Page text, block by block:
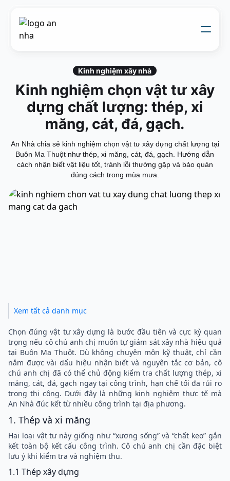
Dự án
Nhật kí thi công
Mẫu nhà
Kinh nghiệm xây nhà
Kinh nghiệm chọn vật tư xây
dựng chất lượng: thép, xi
măng, cát, đá, gạch.
An Nhà chia sẻ kinh nghiệm chọn vật tư xây dựng chất lượng tại
Buôn Ma Thuột như thép, xi măng, cát, đá, gạch. Hướng dẫn
cách nhận biết vật liệu tốt, tránh lỗi thường gặp và bảo quản
đúng cách trong mùa mưa.
Xem tất cả danh mục
Chọn đúng vật tư xây dựng là bước đầu tiên và cực kỳ quan
trọng nếu cô chú anh chị muốn tự giám sát xây nhà hiệu quả
tại Buôn Ma Thuột. Dù không chuyên môn kỹ thuật, chỉ cần
nắm được vài dấu hiệu nhận biết và nguyên tắc cơ bản, cô
chú anh chị đã có thể chủ động kiểm tra chất lượng thép, xi
măng, cát, đá, gạch ngay tại công trình, hạn chế tối đa rủi ro
trong thi công. Dưới đây là những kinh nghiệm thực tế mà
An Nhà đúc kết từ nhiều công trình tại địa phương.
1. Thép và xi măng
Hai loại vật tư này giống như “xương sống” và “chất keo” gắn
kết toàn bộ kết cấu công trình. Cô chú anh chị cần đặc biệt
lưu ý khi kiểm tra và nghiệm thu.
1.1 Thép xây dựng